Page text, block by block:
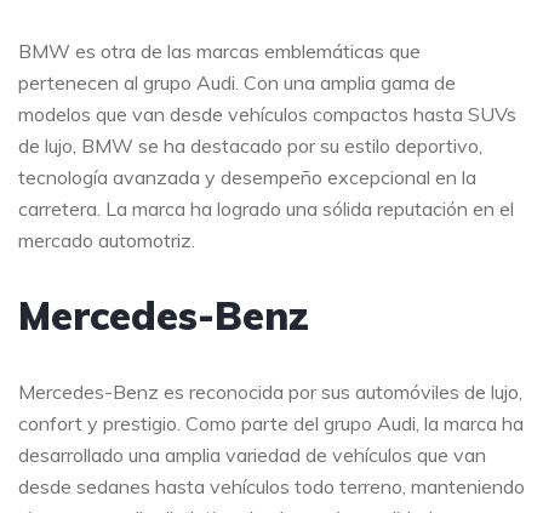
BMW es otra de las marcas emblemáticas que
pertenecen al grupo Audi. Con una amplia gama de
modelos que van desde vehículos compactos hasta SUVs
de lujo, BMW se ha destacado por su estilo deportivo,
tecnología avanzada y desempeño excepcional en la
carretera. La marca ha logrado una sólida reputación en el
mercado automotriz.
Mercedes-Benz
Mercedes-Benz es reconocida por sus automóviles de lujo,
confort y prestigio. Como parte del grupo Audi, la marca ha
desarrollado una amplia variedad de vehículos que van
desde sedanes hasta vehículos todo terreno, manteniendo